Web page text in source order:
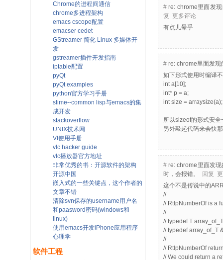
Chrome的进程间通信
chrome多进程架构
emacs cscope配置
emacser cedet
GStreamer 简化 Linux 多媒体开
发
gstreamer插件开发指南
iptable配置
pyQt
pyQt examples
python官方学习手册
slime--common lisp与emacs的集
成开发
stackoverflow
UNIX技术网
VI使用手册
vlc hacker guide
vlc播放器官方地址
非常优秀的书：开源软件的架构
开源中国
嵌入式的一些关键点，这个作者的
文章不错
清除svn保存的username用户名
和paasword密码(windows和
linux)
使用emacs开发iPhone应用程序
心理学
软件工程
# re: chrome里面发
复 更多评论
有点儿晕乎
# re: chrome里面发
如下形式使用时编译
int a[10];
int* p = a;
int size = arraysize(a);
所以sizeof的形式安
另外敲起代码来会快
# re: chrome里面发
时，会报错。
回复
这个不是传说中的
//
// RtlpNumberOf is a
//
// typedef T
// typedef array_of_T
//
// RtlpNumberOf
// We could return a